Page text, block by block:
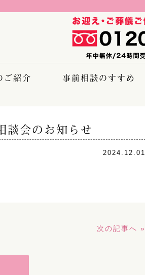
ご紹介 事前相談のすすめ
会のお知らせ
2024.12.01
次の記事へ »